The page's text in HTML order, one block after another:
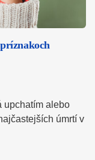
upchatím alebo
úmrtí v